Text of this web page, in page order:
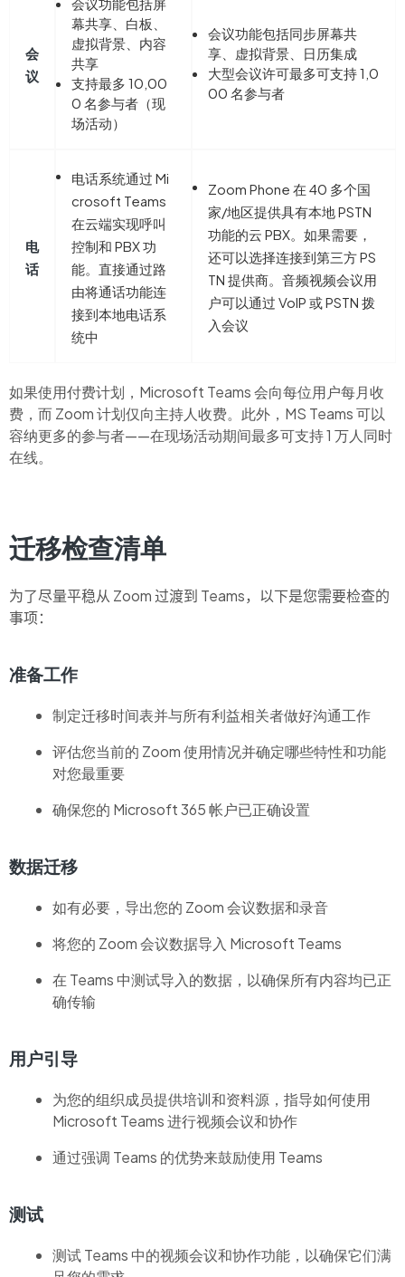
会
议
幕共享、白板、
虚拟背景、内容
共享
支持最多 10,00
0 名参与者（现
场活动）
会议功能包括同步屏幕共
享、虚拟背景、日历集成
大型会议许可最多可支持 1,0
00 名参与者
电
话
电话系统通过 Mi
crosoft Teams
在云端实现呼叫
控制和 PBX 功
能。直接通过路
由将通话功能连
接到本地电话系
统中
Zoom Phone 在 40 多个国
家/地区提供具有本地 PSTN
功能的云 PBX。如果需要，
还可以选择连接到第三方 PS
TN 提供商。音频视频会议用
户可以通过 VolP 或 PSTN 拨
入会议
如果使用付费计划，Microsoft Teams 会向每位用户每月收
费，而 Zoom 计划仅向主持人收费。此外，MS Teams 可以
容纳更多的参与者——在现场活动期间最多可支持 1 万人同时
在线。
迁移检查清单
为了尽量平稳从 Zoom 过渡到 Teams，以下是您需要检查的
事项：
准备工作
制定迁移时间表并与所有利益相关者做好沟通工作
评估您当前的 Zoom 使用情况并确定哪些特性和功能
对您最重要
确保您的 Microsoft 365 帐户已正确设置
数据迁移
如有必要，导出您的 Zoom 会议数据和录音
将您的 Zoom 会议数据导入 Microsoft Teams
在 Teams 中测试导入的数据，以确保所有内容均已正
确传输
用户引导
为您的组织成员提供培训和资料源，指导如何使用
Microsoft Teams 进行视频会议和协作
通过强调 Teams 的优势来鼓励使用 Teams
测试
测试 Teams 中的视频会议和协作功能，以确保它们满